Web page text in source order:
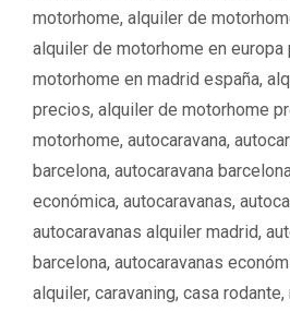
motorhome, alquiler de
alquiler de motorhome en europa
motorhome en madrid españa,
precios, alquiler de motorhome
motorhome, autocaravana,
barcelona, autocaravana
económica, autocaravanas,
autocaravanas alquiler madrid,
barcelona, autocaravanas
alquiler, caravaning, casa rodante,